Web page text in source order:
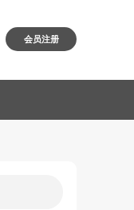
会员注册